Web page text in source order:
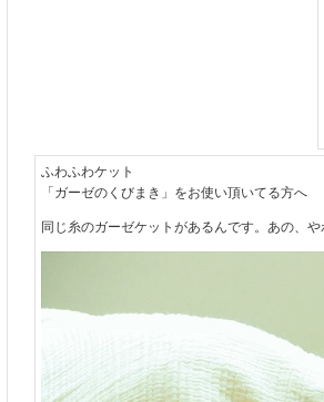
ふわふわケット
「ガーゼのくびまき」をお使い頂いてる方へ
同じ糸のガーゼケットがあるんです。あの、